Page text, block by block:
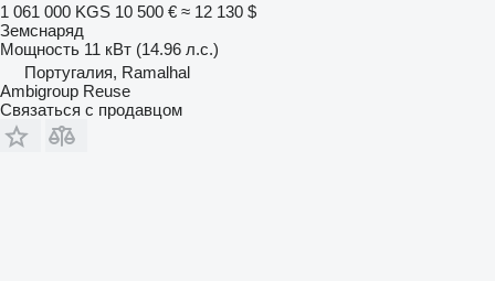
1 061 000 KGS 10 500 € ≈ 12 130 $
Земснаряд
Мощность 11 кВт (14.96 л.с.)
Португалия, Ramalhal
Ambigroup Reuse
Связаться с продавцом